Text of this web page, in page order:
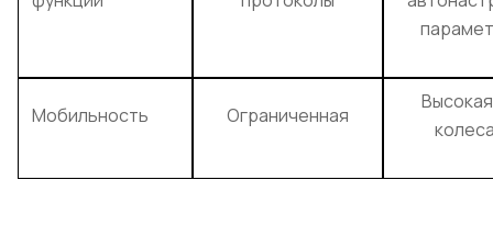
Мобильность Ограниченная